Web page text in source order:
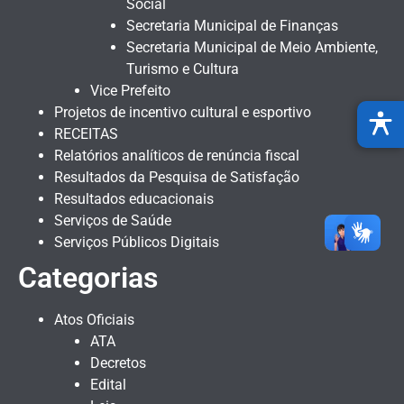
Social
Secretaria Municipal de Finanças
Secretaria Municipal de Meio Ambiente,
Turismo e Cultura
Vice Prefeito
Projetos de incentivo cultural e esportivo
RECEITAS
Relatórios analíticos de renúncia fiscal
Resultados da Pesquisa de Satisfação
Resultados educacionais
Serviços de Saúde
Serviços Públicos Digitais
Categorias
Atos Oficiais
ATA
Decretos
Edital